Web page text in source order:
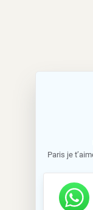
Paris je